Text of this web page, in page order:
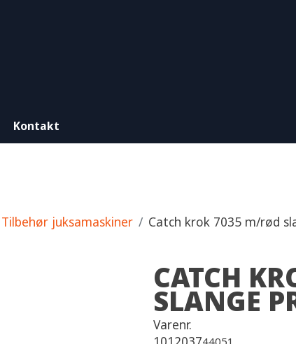
Kontakt
Tilbehør juksamaskiner Catch krok 7035 m/rød
CATCH
SLANGE
Varenr.
44051